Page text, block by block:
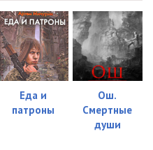
Еда и
патроны
Ош.
Смертные
души